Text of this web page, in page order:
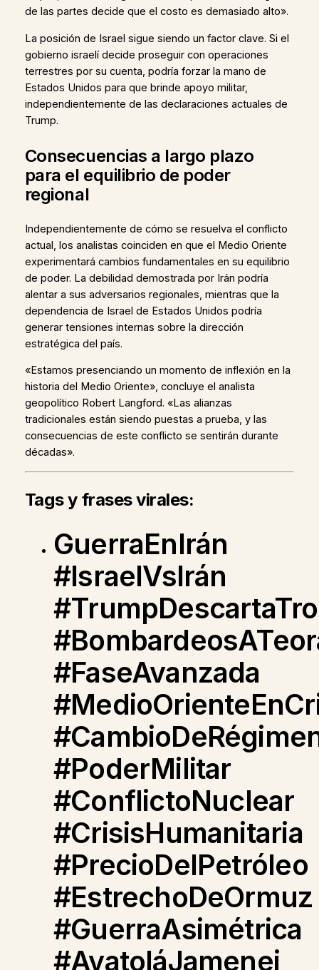
de las partes decide que el costo es demasiado alto».
La posición de Israel sigue siendo un factor clave. Si el
gobierno israelí decide proseguir con operaciones
terrestres por su cuenta, podría forzar la mano de
Estados Unidos para que brinde apoyo militar,
independientemente de las declaraciones actuales de
Trump.
Consecuencias a largo plazo
para el equilibrio de poder
regional
Independientemente de cómo se resuelva el conflicto
actual, los analistas coinciden en que el Medio Oriente
experimentará cambios fundamentales en su equilibrio
de poder. La debilidad demostrada por Irán podría
alentar a sus adversarios regionales, mientras que la
dependencia de Israel de Estados Unidos podría
generar tensiones internas sobre la dirección
estratégica del país.
«Estamos presenciando un momento de inflexión en la
historia del Medio Oriente», concluye el analista
geopolítico Robert Langford. «Las alianzas
tradicionales están siendo puestas a prueba, y las
consecuencias de este conflicto se sentirán durante
décadas».
Tags y frases virales:
GuerraEnIrán
#IsraelVsIrán
#FaseAvanzada
#PoderMilitar
#ConflictoNuclear
#CrisisHumanitaria
#PrecioDelPetróleo
#EstrechoDeOrmuz
#GuerraAsimétrica
#AyatoláJamenei